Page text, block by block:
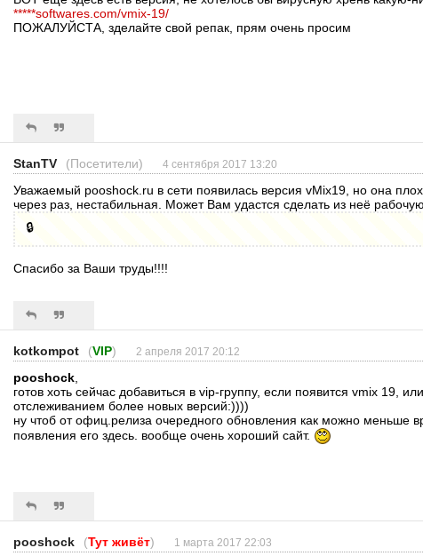
*****softwares.com/vmix-19/
ПОЖАЛУЙСТА, зделайте свой репак, прям очень просим
StanTV (Посетители) 4 сентября 2017 13:20
Уважаемый pooshock.ru в сети появилась версия vMix19, но она
через раз, нестабильная. Может Вам удастся сделать из неё
🔒
Спасибо за Ваши труды!!!!
kotkompot (VIP) 2 апреля 2017 20:12
pooshock
готов хоть сейчас добавиться в vip-группу, если появится vmix 19,
отслеживанием более новых версий:))))
ну чтоб от офиц.релиза очередного обновления как можно меньше
появления его здесь. вообще очень хороший сайт.
pooshock (Тут живёт) 1 марта 2017 22:03